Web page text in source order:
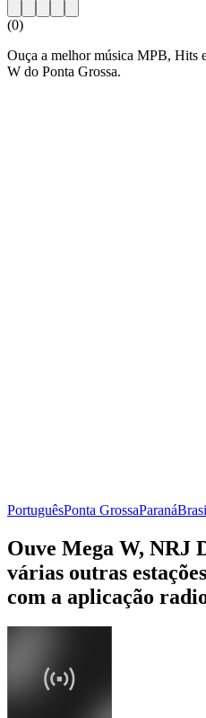
(0)
Ouça a melhor música MPB, Hits
W do Ponta Grossa.
PortuguêsPonta GrossaParaná
Ouve Mega W, NRJ
várias outras
com a aplicação